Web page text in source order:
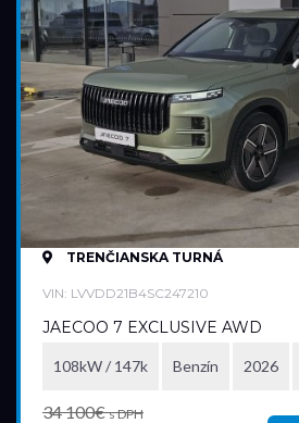
TRENČIANSKA TURNÁ
VIN: LVVDD21B4SC247210
JAECOO 7 EXCLUSIVE AWD
108kW / 147k Benzín 2026
34 100€s DPH